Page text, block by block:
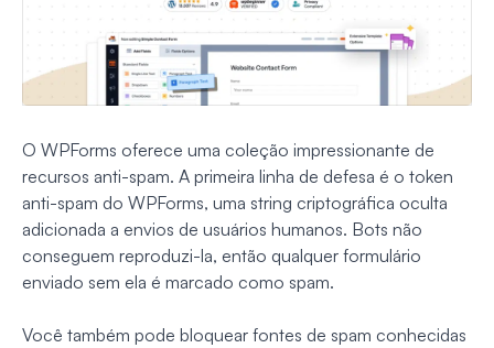
O WPForms oferece uma coleção impressionante de
recursos anti-spam. A primeira linha de defesa é o token
anti-spam do WPForms, uma string criptográfica oculta
adicionada a envios de usuários humanos. Bots não
conseguem reproduzi-la, então qualquer formulário
enviado sem ela é marcado como spam.
Você também pode bloquear fontes de spam conhecidas